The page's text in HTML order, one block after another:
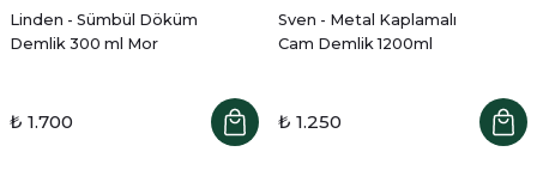
Linden - Sümbül Döküm
Demlik 300 ml Mor
₺ 1.700
Sven - Metal Kaplamalı
Cam Demlik 1200ml
₺ 1.250